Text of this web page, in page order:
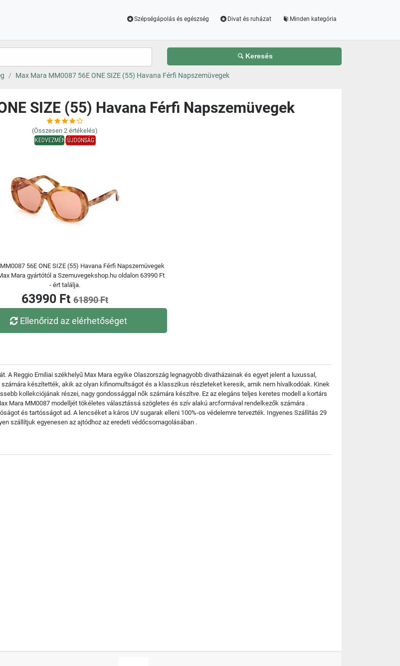
Szépségápolás és egészség Divat és ruházat Minden kategória
Keresés
Max Mara MM0087 56E ONE SIZE (55) Havana Férfi Napszemüvegek
SIZE (55) Havana Férfi Napszemüvegek
(Összesen 2 értékelés)
KEDVEZMÉNYÚJDONSÁG
56E ONE SIZE (55) Havana Férfi Napszemüvegek
Mara gyártótól a Szemuvegekshop.hu oldalon 63990 Ft
- ért találja.
63990 Ft 61890 Ft
Ellenőrizd az elérhetőséget
A Reggio Emiliai székhelyű Max Mara egyike Olaszország legnagyobb divatházainak és egyet jelent a luxussal,
készítették, akik az olyan kifinomultságot és a klasszikus részleteket keresik, amik nem hívalkodóak. Kinek
kollekciójának részei, nagy gondossággal nők számára készítve. Ez az elegáns teljes keretes modell a kortárs
Mara MM0087 modelljét tökéletes választássá szögletes és szív alakú arcformával rendelkezők számára .
és tartósságot ad. A lencséket a káros UV sugarak elleni 100%-os védelemre tervezték. Ingyenes Szállítás 29
szállítjuk egyenesen az ajtódhoz az eredeti védőcsomagolásában .